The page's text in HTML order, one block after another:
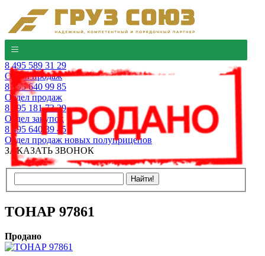
8 495 589 31 29
Отдел продаж
8 495 640 99 85
Отдел продаж
8 495 181 73 29
Отдел закупок
8 495 640 39 45
Отдел продаж новых полуприцепов
ЗАКАЗАТЬ ЗВОНОК
ТОНАР 97861
Продано